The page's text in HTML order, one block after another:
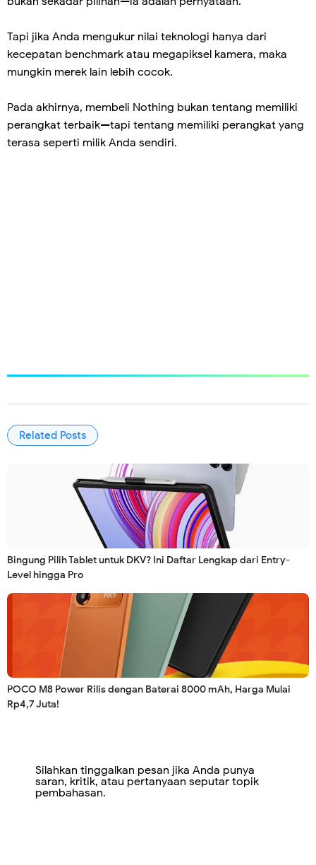
Tapi jika Anda mengukur nilai teknologi hanya dari
kecepatan benchmark atau megapiksel kamera, maka
mungkin merek lain lebih cocok.
Pada akhirnya, membeli Nothing bukan tentang memiliki
perangkat terbaik—tapi tentang memiliki perangkat yang
terasa seperti milik Anda sendiri.
Related Posts
Bingung Pilih Tablet untuk DKV? Ini Daftar Lengkap dari Entry-
Level hingga Pro
POCO M8 Power Rilis dengan Baterai 8000 mAh, Harga Mulai
Rp4,7 Juta!
Silahkan tinggalkan pesan jika Anda punya
saran, kritik, atau pertanyaan seputar topik
pembahasan.